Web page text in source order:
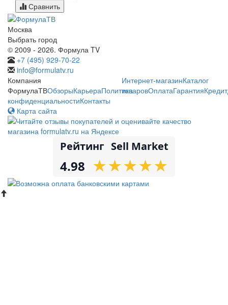
Сравнить
Москва
Выбрать город
© 2009 - 2026. Формула TV
+7 (495) 929-70-22
info@formulatv.ru
Компания
ФормулаТВОбзорыКарьераПолитика
конфиденциальностиКонтакты
Интернет-магазинКаталог
товаровОплатаГарантияКредит
Карта сайта
Рейтинг Sell Market
4.98 ★
★★
★★
★★
★★
★